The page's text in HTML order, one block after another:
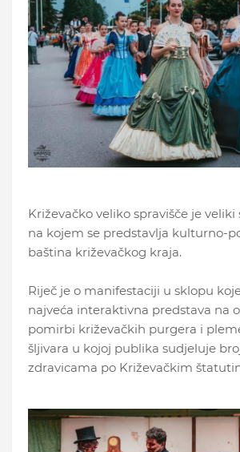
Križevačko veliko spravišče je
na kojem se predstavlja kulturno-
baština križevačkog kraja.
Riječ je o manifestaciji u sklopu
najveća interaktivna predstava na
pomirbi križevačkih purgera i
šljivara u kojoj publika sudjeluje
zdravicama po Križevačkim